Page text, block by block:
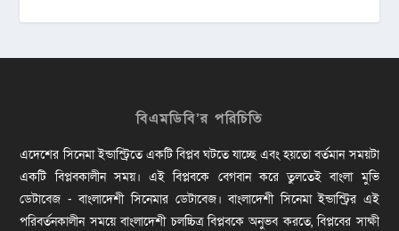
বিএমডিবি’র পরিচিতি
এদেশের সিনেমা ইন্ডাস্ট্রিতে একটি বিপ্লব ঘটতে যাচ্ছে এবং হয়তো বর্তমান সময়টা
একটি বিপ্লবকালীন সময়। এই বিপ্লবকে বেগবান করে তুলতেই বাংলা মুভি
ডেটাবেজ - বাংলাদেশী সিনেমার ডেটাবেজ। বাংলাদেশী সিনেমা ইন্ডাস্ট্রির এই
পরিবর্তনকালীন সময়ে বাংলাদেশী চলচ্চিত্র বিপ্লবকে অনুভব করতে, বিপ্লবের সাক্ষী